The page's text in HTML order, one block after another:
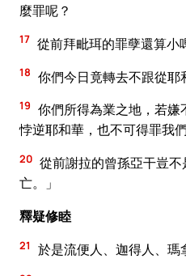
麼罪呢？
17 從前拜毗珥的罪孽還算小
18 你們今日竟轉去不跟從耶
19 你們所得為業之地，若
悖逆耶和華，也不可得罪我
20 從前謝拉的曾孫亞干豈
亡。」
釋疑修睦
21 於是流便人、迦得人、瑪